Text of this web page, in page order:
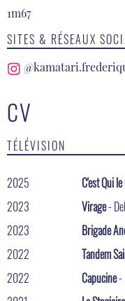
1m67
SITES & RÉSEAUX
CV
TÉLÉVISION
2025 C'est Qui
2023
Virage-
2023
Brigade
2022
Tandem
2022
Capucine-